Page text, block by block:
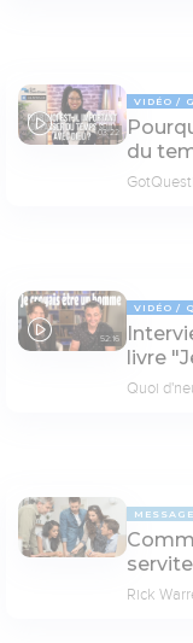
03:22
VIDÉO
du
52:16
VIDÉO
livre
Quoi
Rick